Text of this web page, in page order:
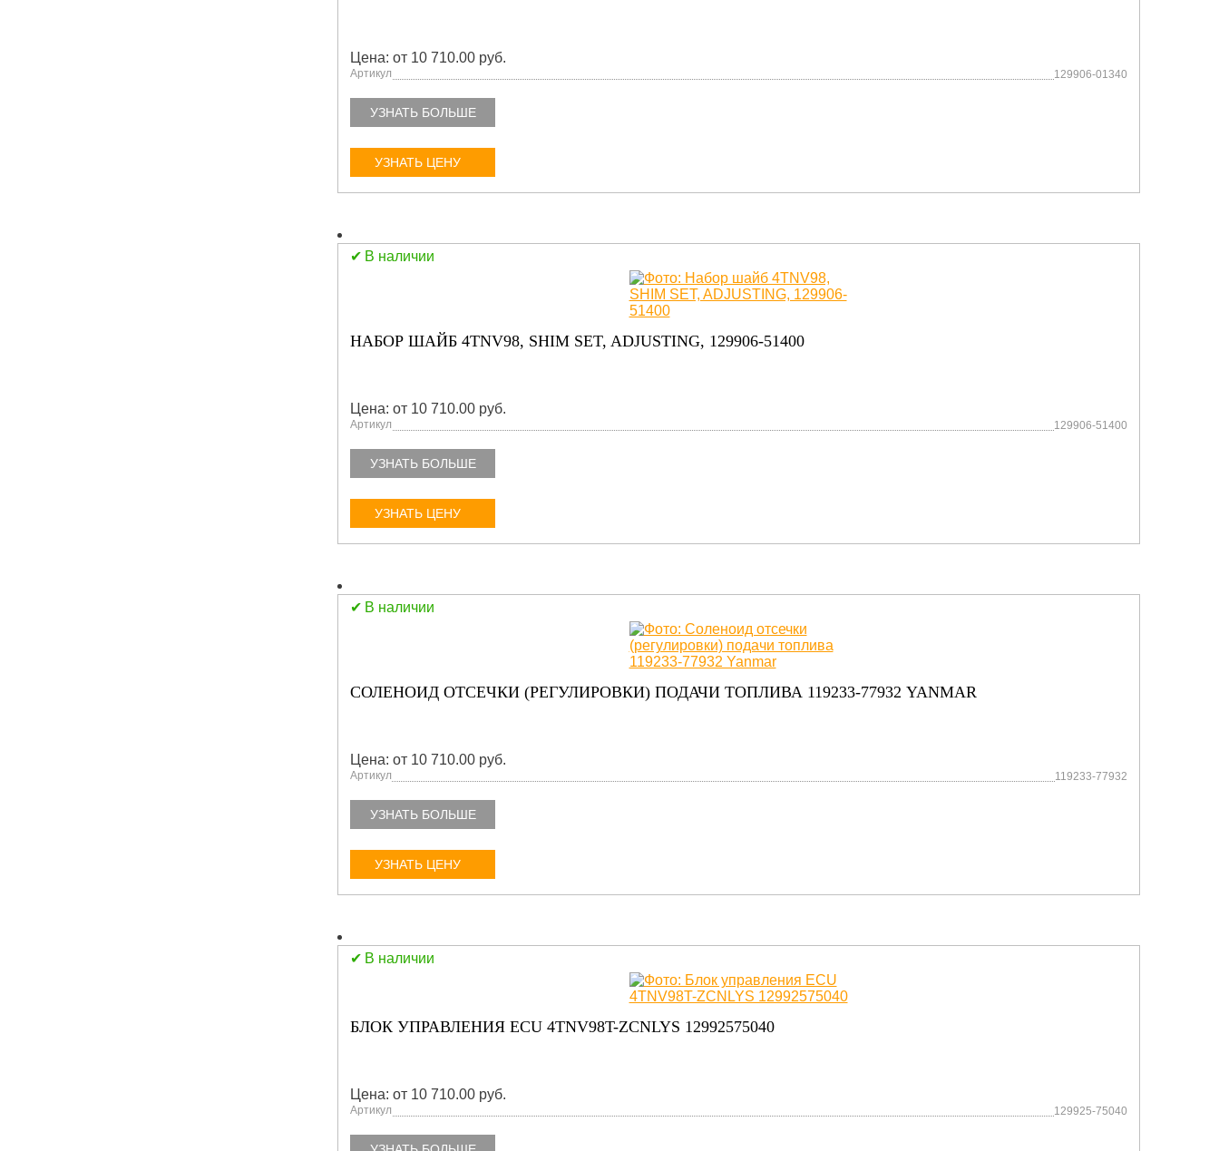
Цена: от 10 710.00 руб.
Артикул 129906-01340
УЗНАТЬ БОЛЬШЕ
УЗНАТЬ ЦЕНУ
В наличии
НАБОР ШАЙБ 4TNV98, SHIM SET, ADJUSTING, 129906-51400
Цена: от 10 710.00 руб.
Артикул 129906-51400
УЗНАТЬ БОЛЬШЕ
УЗНАТЬ ЦЕНУ
В наличии
СОЛЕНОИД ОТСЕЧКИ (РЕГУЛИРОВКИ) ПОДАЧИ ТОПЛИВА 119233-77932 YANMAR
Цена: от 10 710.00 руб.
Артикул 119233-77932
УЗНАТЬ БОЛЬШЕ
УЗНАТЬ ЦЕНУ
В наличии
БЛОК УПРАВЛЕНИЯ ECU 4TNV98T-ZCNLYS 12992575040
Цена: от 10 710.00 руб.
Артикул 129925-75040